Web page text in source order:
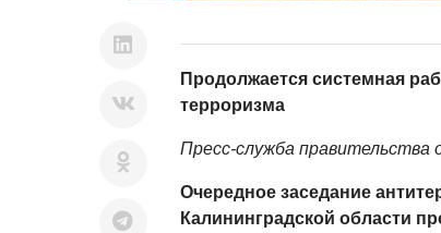
Продолжается системная
терроризма
Пресс-служба правительства
Очередное заседание
Калининградской области